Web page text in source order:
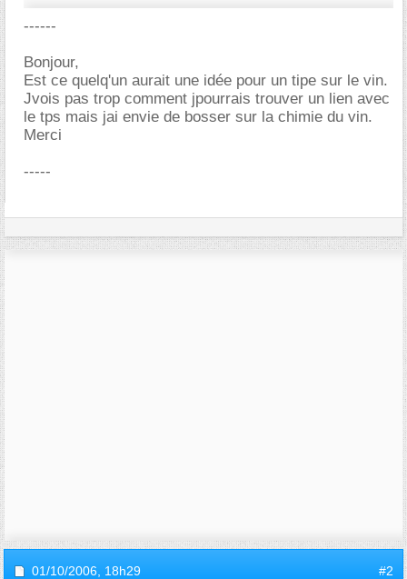
------
Bonjour,
Est ce quelq'un aurait une idée pour un tipe sur le vin.
Jvois pas trop comment jpourrais trouver un lien avec
le tps mais jai envie de bosser sur la chimie du vin.
Merci
-----
01/10/2006, 18h29 #2